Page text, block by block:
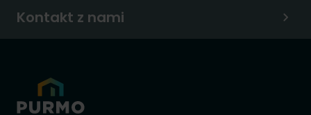
Kontakt z nami